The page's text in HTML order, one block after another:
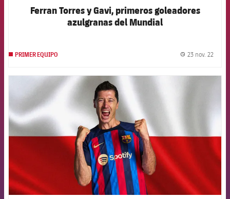
Ferran Torres y Gavi, primeros goleadores
azulgranas del Mundial
PRIMER EQUIPO 23 nov. 22